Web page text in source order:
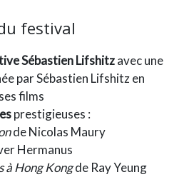
festival
Sébastien Lifshitzavec une
par Sébastien Lifshitz en
films
prestigieuses :
de Nicolas Maury
Hermanus
à Hong Kongde Ray Yeung